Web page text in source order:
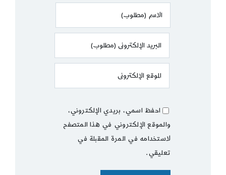
احفظ اسمي، بريدي الإلكتروني،
والموقع الإلكتروني في هذا المتصفح
لاستخدامه في المرة المقبلة في
تعليقي.